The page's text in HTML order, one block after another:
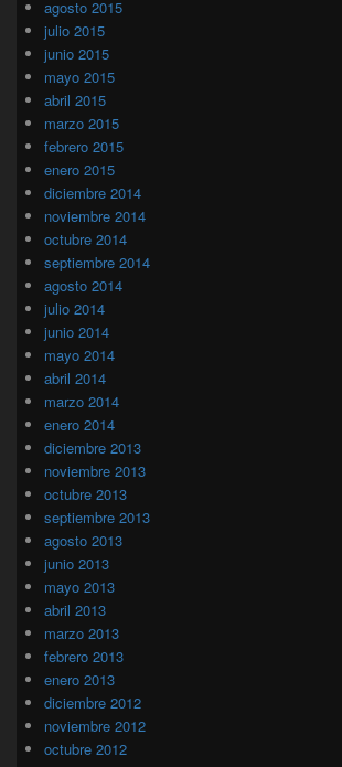
agosto 2015
julio 2015
junio 2015
mayo 2015
abril 2015
marzo 2015
febrero 2015
enero 2015
diciembre 2014
noviembre 2014
octubre 2014
septiembre 2014
agosto 2014
julio 2014
junio 2014
mayo 2014
abril 2014
marzo 2014
enero 2014
diciembre 2013
noviembre 2013
octubre 2013
septiembre 2013
agosto 2013
junio 2013
mayo 2013
abril 2013
marzo 2013
febrero 2013
enero 2013
diciembre 2012
noviembre 2012
octubre 2012